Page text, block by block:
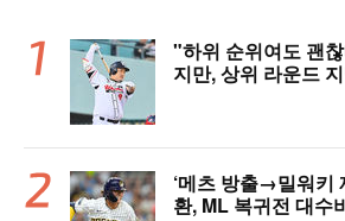
"하위 순위여도 괜
지만, 상위 라운드
‘메츠 방출→밀워키
환, ML 복귀전 대